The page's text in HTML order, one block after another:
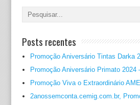
Posts recentes
Promoção Aniversário Tintas Darka
Promoção Aniversário Primato 2024
Promoção Viva o Extraordinário
2anossemconta.cemig.com.br,